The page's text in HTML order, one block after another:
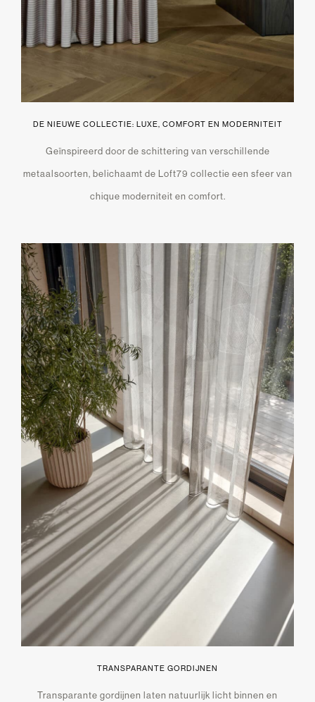
DE NIEUWE COLLECTIE: LUXE, COMFORT EN MODERNITEIT
Geïnspireerd door de schittering van verschillende
metaalsoorten, belichaamt de Loft79 collectie een sfeer van
chique moderniteit en comfort.
TRANSPARANTE GORDIJNEN
Transparante gordijnen laten natuurlijk licht binnen en